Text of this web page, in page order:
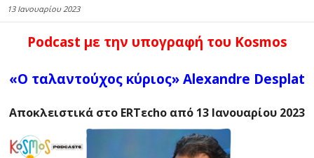
13 Ιανουαρίου 2023
Podcast με την υπογραφή του Kosmos
«Ο ταλαντούχος κύριος» Alexandre Desplat
Αποκλειστικά στο ERTεcho από 13 Ιανουαρίου 2023